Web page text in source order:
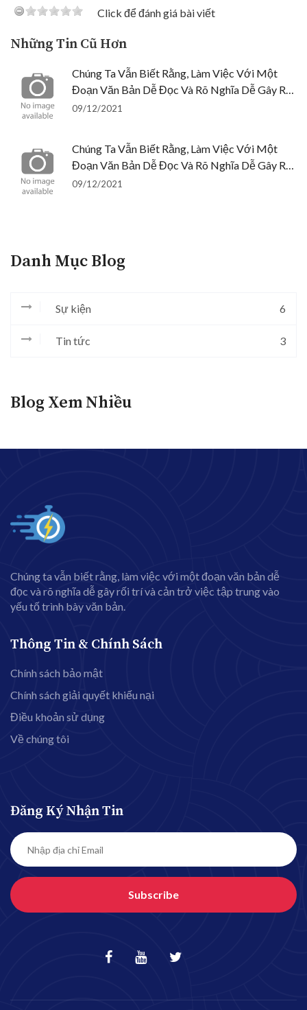
Click để đánh giá bài viết
Những Tin Cũ Hơn
Chúng Ta Vẫn Biết Rằng, Làm Việc Với Một
Đoạn Văn Bản Dễ Đọc Và Rõ Nghĩa Dễ Gây Rối
Trí Và Cản Trở
09/12/2021
Chúng Ta Vẫn Biết Rằng, Làm Việc Với Một
Đoạn Văn Bản Dễ Đọc Và Rõ Nghĩa Dễ Gây Rối
Trí Và Cản Trở
09/12/2021
Danh Mục Blog
Sự kiện 6
Tin tức 3
Blog Xem Nhiều
Chúng ta vẫn biết rằng, làm việc với một đoạn văn bản dễ
đọc và rõ nghĩa dễ gây rối trí và cản trở việc tập trung vào
yếu tố trình bày văn bản.
Thông Tin & Chính Sách
Chính sách bảo mật
Chính sách giải quyết khiếu nại
Điều khoản sử dụng
Về chúng tôi
Đăng Ký Nhận Tin
Subscribe